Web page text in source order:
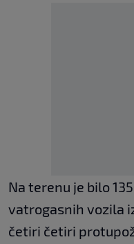
Na terenu je bilo
vatrogasnih vozila
četiri četiri